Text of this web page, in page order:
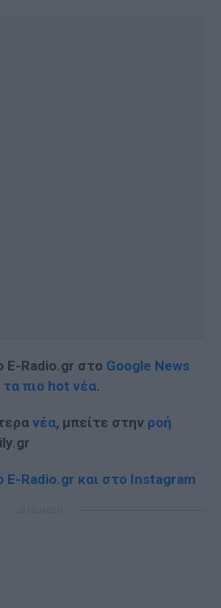
E-Radio.gr στο Google News
τα πιο hot νέα.
νέα, μπείτε στην ροή
Radio.gr και στο Instagram